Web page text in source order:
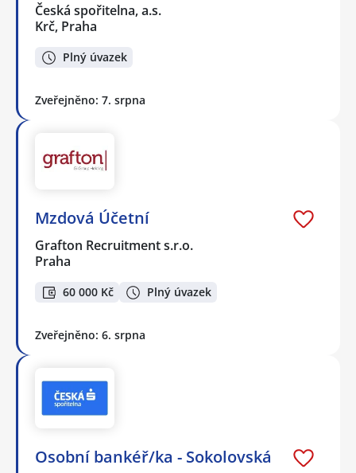
Česká spořitelna, a.s.
Krč, Praha
Plný úvazek
Zveřejněno: 7. srpna
Mzdová Účetní
Grafton Recruitment s.r.o.
Praha
60 000 Kč Plný úvazek
Zveřejněno: 6. srpna
Osobní bankéř/ka - Sokolovská